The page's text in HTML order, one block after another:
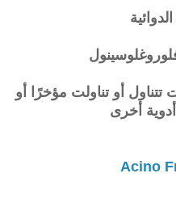
تتناول أو تناولت مؤخرًا أو
أخرى
Acino